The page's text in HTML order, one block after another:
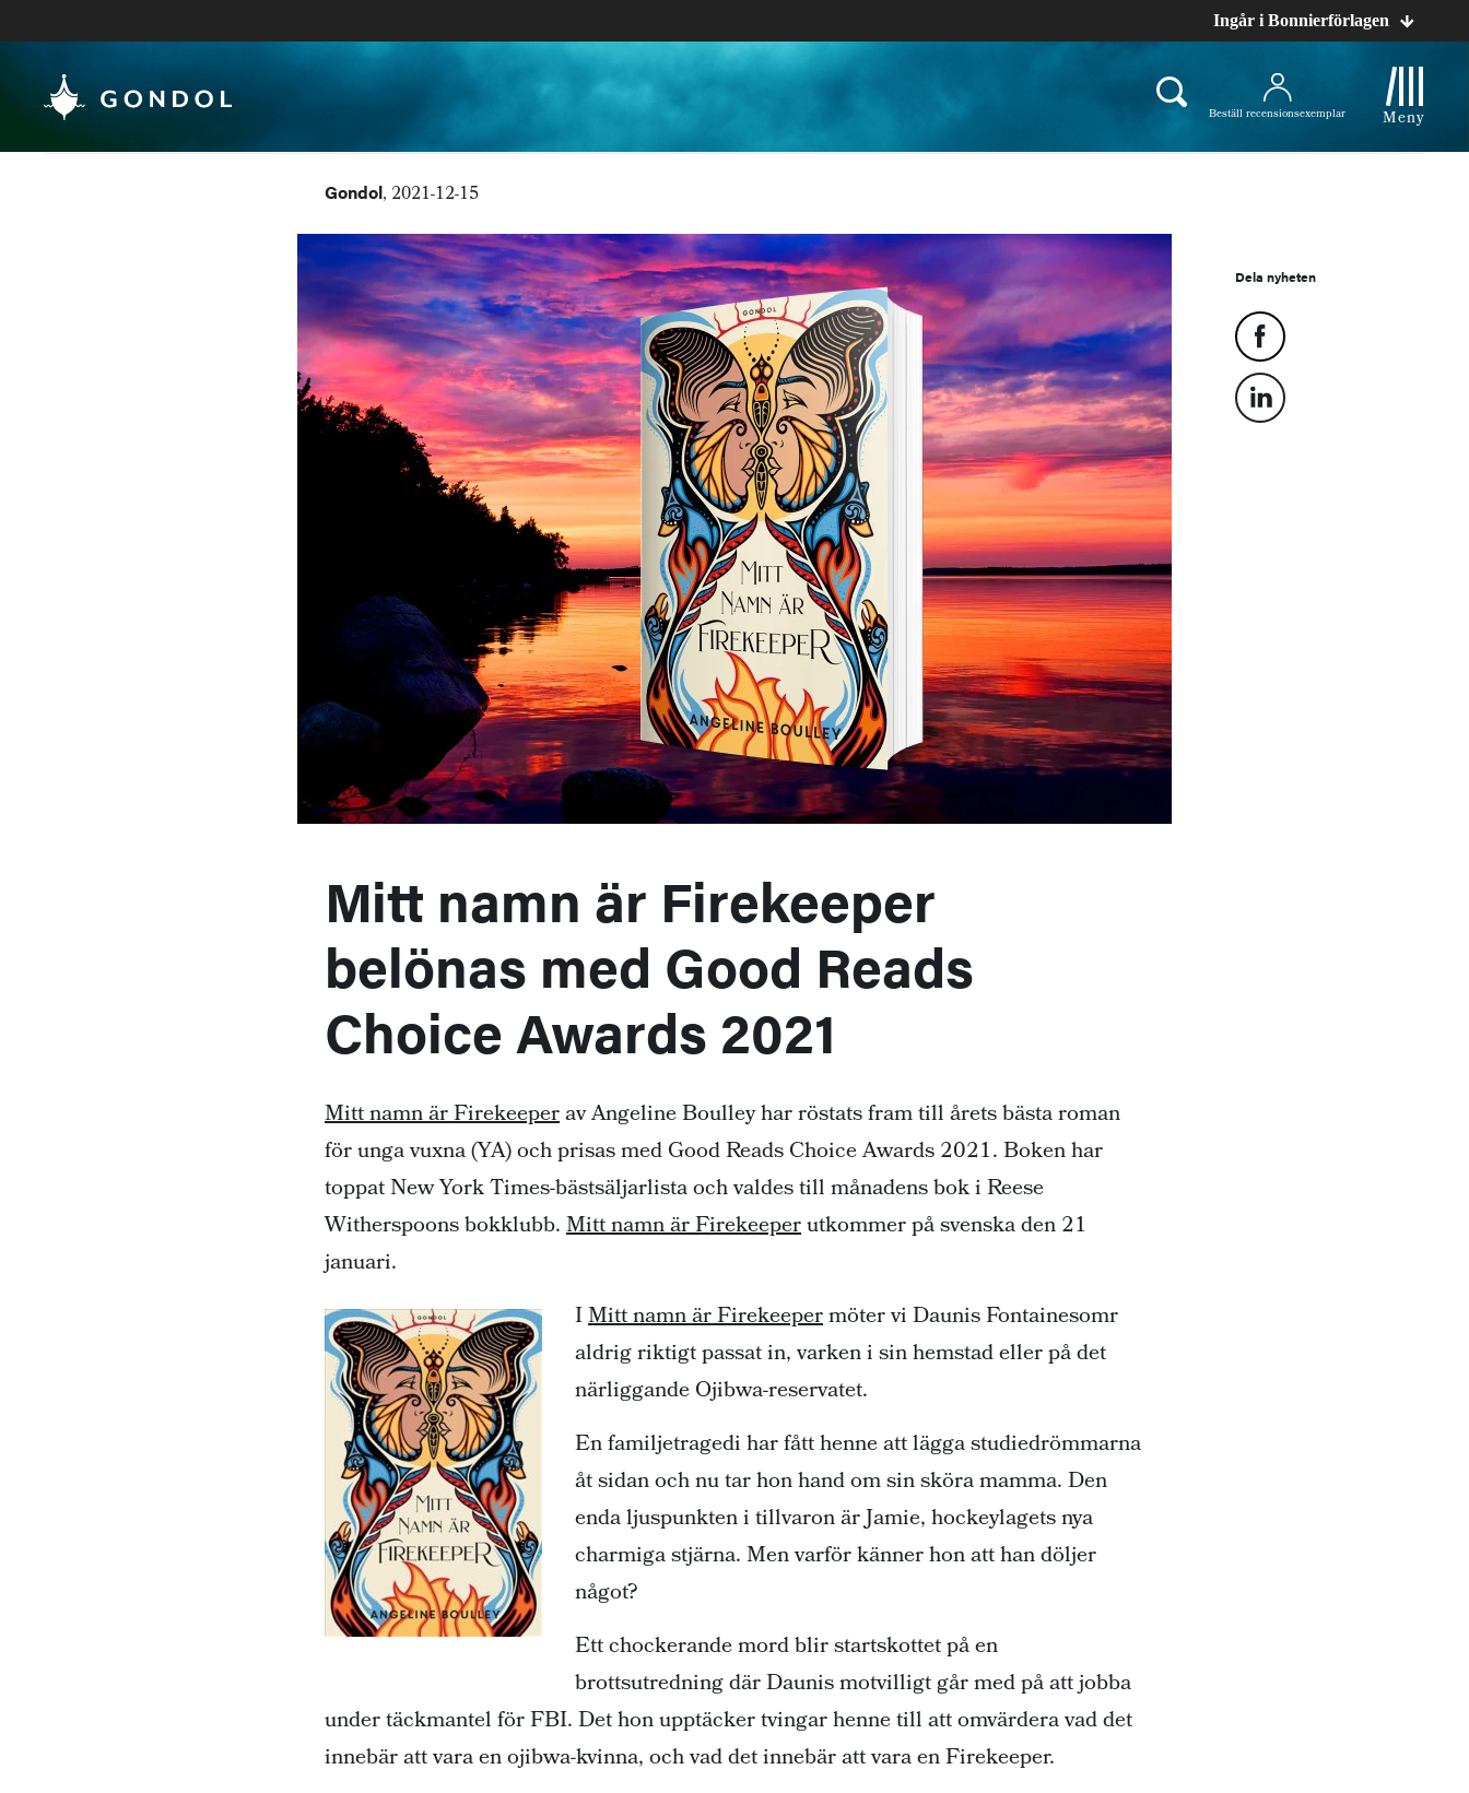
Ingår i Bonnierförlagen
Beställ recensionsexemplar Meny
Gondol, 2021-12-15
Dela nyheten
Mitt namn är Firekeeper
belönas med Good Reads
Choice Awards 2021
Mitt namn är Firekeeperav Angeline Boulley har röstats fram till årets bästa roman
för unga vuxna (YA) och prisas med Good Reads Choice Awards 2021. Boken har
toppat New York Times-bästsäljarlista och valdes till månadens bok i Reese
Witherspoons bokklubb.Mitt namn är Firekeeperutkommer på svenska den 21
januari.
IMitt namn är Firekeepermöter vi Daunis Fontainesomr
aldrig riktigt passat in, varken i sin hemstad eller på det
närliggande Ojibwa-reservatet.
En familjetragedi har fått henne att lägga studiedrömmarna
åt sidan och nu tar hon hand om sin sköra mamma. Den
enda ljuspunkten i tillvaron är Jamie, hockeylagets nya
charmiga stjärna. Men varför känner hon att han döljer
något?
Ett chockerande mord blir startskottet på en
brottsutredning där Daunis motvilligt går med på att jobba
under täckmantel för FBI. Det hon upptäcker tvingar henne till att omvärdera vad det
innebär att vara en ojibwa-kvinna, och vad det innebär att vara en Firekeeper.